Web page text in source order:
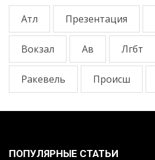
Атл Презентация
Вокзал Ав Лгбт
Ракевель Происш
ПОПУЛЯРНЫЕ СТАТЬИ